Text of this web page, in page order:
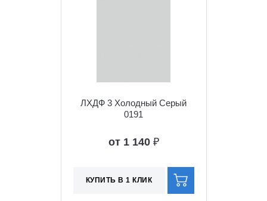
ЛХДФ 3 Холодный Серый
0191
от 1 140 ₽
КУПИТЬ В 1 КЛИК